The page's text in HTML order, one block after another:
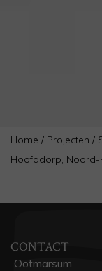
Home / Projecten /
Hoofddorp, Noord-
CONTACT
Ootmarsum